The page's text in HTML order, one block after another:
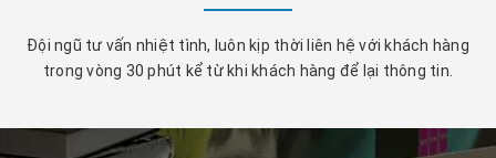
Đội ngũ tư vấn nhiệt tình, luôn kịp thời liên hệ với khách hàng
trong vòng 30 phút kể từ khi khách hàng để lại thông tin.